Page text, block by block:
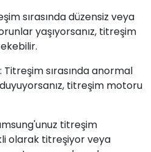
sırasında düzensiz veya
yaşıyorsanız, titreşim
: Titreşim sırasında anormal
titreşim motoru
titreşim
olarak titreşiyor veya